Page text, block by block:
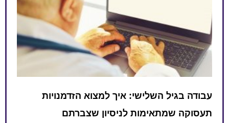
עבודה בגיל השלישי: איך למצוא הזדמנויות
תעסוקה שמתאימות לניסיון שצברתם